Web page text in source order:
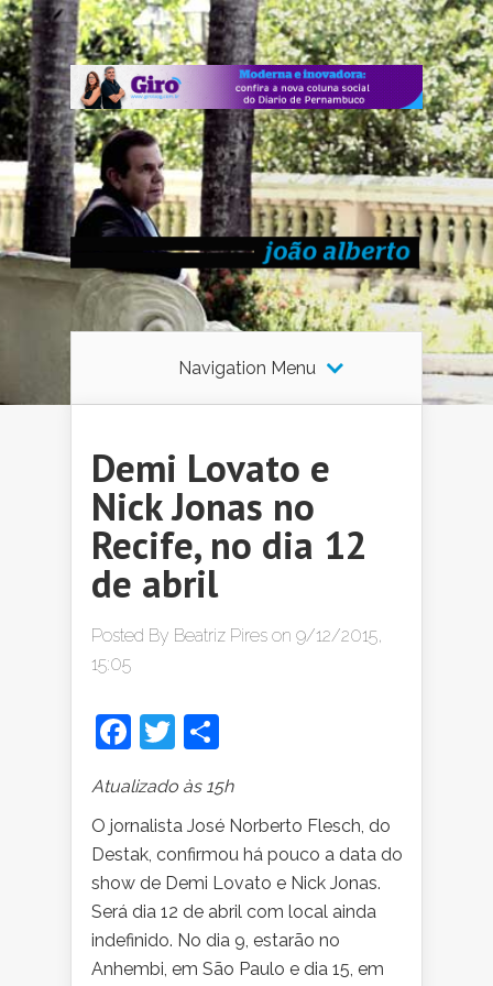
Navigation Menu
Demi Lovato e
Nick Jonas no
Recife, no dia 12
de abril
Posted By Beatriz Pires on 9/12/2015,
15:05
Facebook
Twitter
Atualizado às 15h
O jornalista José Norberto Flesch, do
Destak, confirmou há pouco a data do
show de Demi Lovato e Nick Jonas.
Será dia 12 de abril com local ainda
indefinido. No dia 9, estarão no
Anhembi, em São Paulo e dia 15, em